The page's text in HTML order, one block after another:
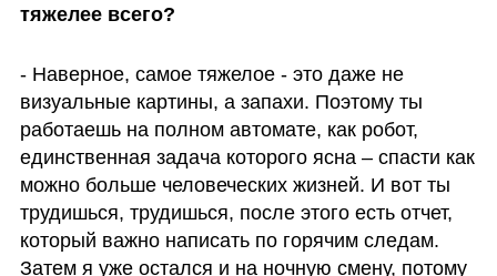
тяжелее всего?
- Наверное, самое тяжелое - это даже не
визуальные картины, а запахи. Поэтому ты
работаешь на полном автомате, как робот,
единственная задача которого ясна – спасти как
можно больше человеческих жизней. И вот ты
трудишься, трудишься, после этого есть отчет,
который важно написать по горячим следам.
Затем я уже остался и на ночную смену, потому